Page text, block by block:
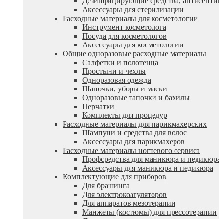
Аксессуары для стерилизации
Расходные материалы для косметологии
Инструмент косметолога
Посуда для косметологов
Аксессуары для косметологии
Общие одноразовые расходные материалы
Салфетки и полотенца
Простыни и чехлы
Одноразовая одежда
Шапочки, уборы и маски
Одноразовые тапочки и бахилы
Перчатки
Комплекты для процедур
Расходные материалы для парикмахерских
Шампуни и средства для волос
Аксессуары для парикмахеров
Расходные материалы ногтевого сервиса
Профсредства для маникюра и
Аксессуары для маникюра и педикюра
Комплектующие для приборов
Для брашинга
Для электрокоагуляторов
Для аппаратов мезотерапии
Манжеты (костюмы) для прессотерапии